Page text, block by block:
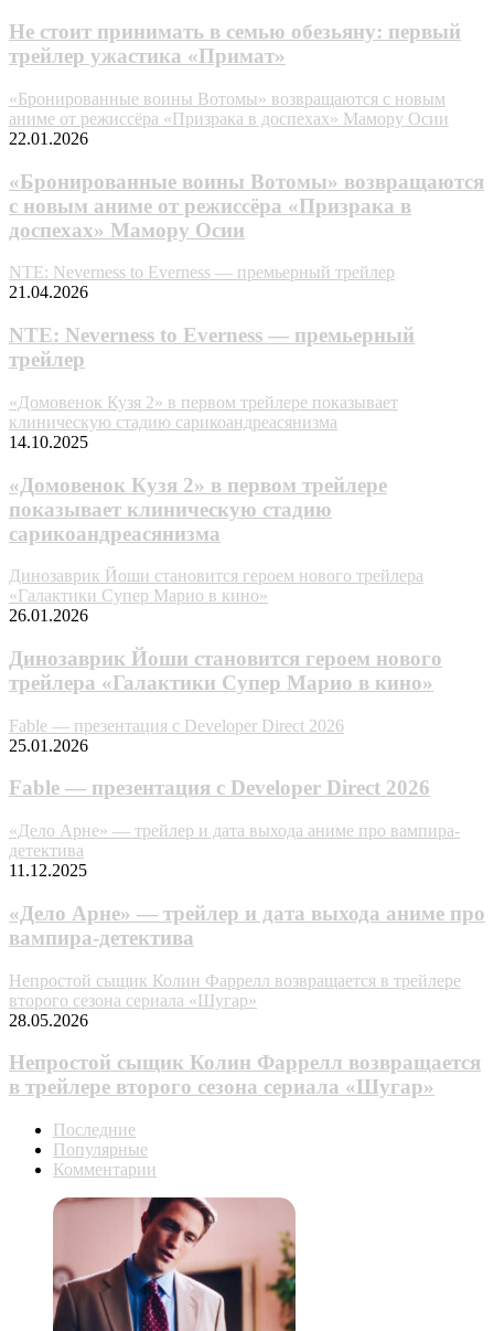
Не стоит принимать в семью обезьяну: первый
трейлер ужастика «Примат»
«Бронированные воины Вотомы» возвращаются с новым
аниме от режиссёра «Призрака в доспехах» Мамору Осии
22.01.2026
«Бронированные воины Вотомы» возвращаются
с новым аниме от режиссёра «Призрака в
доспехах» Мамору Осии
NTE: Neverness to Everness — премьерный трейлер
21.04.2026
NTE: Neverness to Everness — премьерный
трейлер
«Домовенок Кузя 2» в первом трейлере показывает
клиническую стадию сарикоандреасянизма
14.10.2025
«Домовенок Кузя 2» в первом трейлере
показывает клиническую стадию
сарикоандреасянизма
Динозаврик Йоши становится героем нового трейлера
«Галактики Супер Марио в кино»
26.01.2026
Динозаврик Йоши становится героем нового
трейлера «Галактики Супер Марио в кино»
Fable — презентация с Developer Direct 2026
25.01.2026
Fable — презентация с Developer Direct 2026
«Дело Арне» — трейлер и дата выхода аниме про вампира-
детектива
11.12.2025
«Дело Арне» — трейлер и дата выхода аниме про
вампира-детектива
Непростой сыщик Колин Фаррелл возвращается в трейлере
второго сезона сериала «Шугар»
28.05.2026
Непростой сыщик Колин Фаррелл возвращается
в трейлере второго сезона сериала «Шугар»
Последние
Популярные
Комментарии